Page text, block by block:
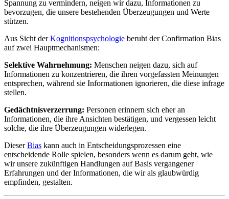
Spannung zu vermindern, neigen wir dazu, Informationen zu
bevorzugen, die unsere bestehenden Überzeugungen und Werte
stützen.
Aus Sicht derKognitionspsychologie beruht der Confirmation Bias
auf zwei Hauptmechanismen:
Selektive Wahrnehmung: Menschen neigen dazu, sich auf
Informationen zu konzentrieren, die ihren vorgefassten Meinungen
entsprechen, während sie Informationen ignorieren, die diese infrage
stellen.
Gedächtnisverzerrung: Personen erinnern sich eher an
Informationen, die ihre Ansichten bestätigen, und vergessen leicht
solche, die ihre Überzeugungen widerlegen.
DieserBias kann auch in Entscheidungsprozessen eine
entscheidende Rolle spielen, besonders wenn es darum geht, wie
wir unsere zukünftigen Handlungen auf Basis vergangener
Erfahrungen und der Informationen, die wir als glaubwürdig
empfinden, gestalten.